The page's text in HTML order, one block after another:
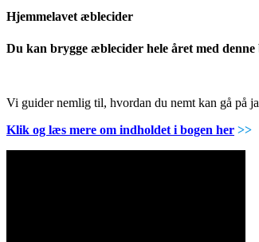
Hjemmelavet æblecider
Du kan brygge æblecider hele året med denne
Vi guider nemlig til, hvordan du nemt kan gå på
Klik og læs mere om indholdet i bogen her >>